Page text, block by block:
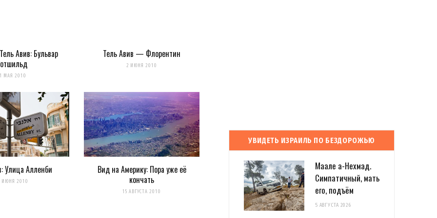
Авив: Бульвар
МАЯ 2010
Тель Авив — Флорентин
2 ИЮНЯ 2010
Улица Алленби
ИЮНЯ 2010
Вид на Америку: Пора уже её
кончать
15 АВГУСТА 2010
УВИДЕТЬ ИЗРАИЛЬ ПО БЕЗДОРОЖЬЮ
Маале а-Нехмад.
Симпатичный, мать
его, подъём
5 АВГУСТА 2026